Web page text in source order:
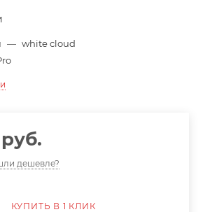
— white cloud
руб.
дешевле?
КУПИТЬ В 1 КЛИК